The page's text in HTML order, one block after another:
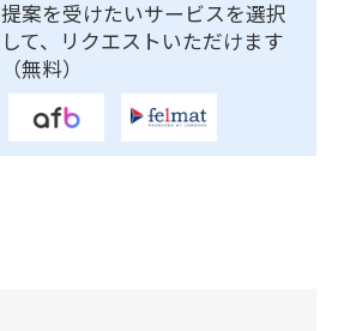
提案を受けたいサービスを選択
して、リクエストいただけます
（無料）